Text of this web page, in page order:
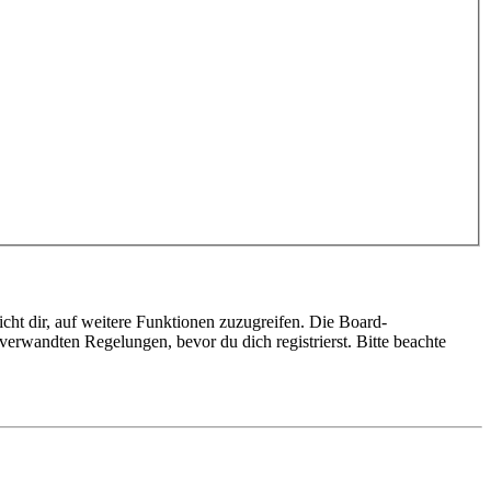
dir, auf weitere Funktionen zuzugreifen. Die Board-
Regelungen, bevor du dich registrierst. Bitte beachte